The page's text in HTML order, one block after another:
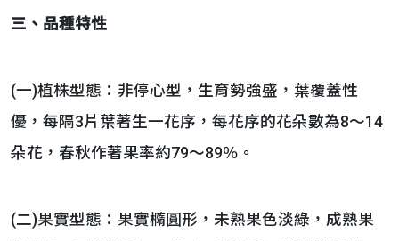
三、品種特性
(一)植株型態：非停心型，生育勢強盛，葉覆蓋性
優，每隔3片葉著生一花序，每花序的花朵數為8～14
朵花，春秋作著果率約79～89％。
(二)果實型態：果實橢圓形，未熟果色淡綠，成熟果